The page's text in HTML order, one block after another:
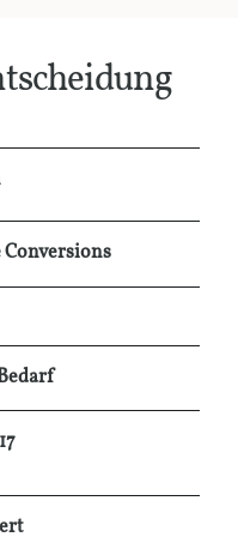
Conversions